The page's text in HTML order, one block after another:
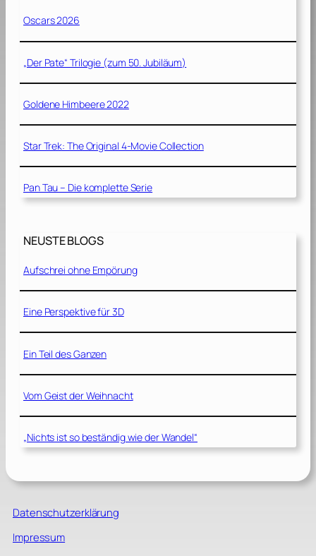
Oscars 2026
„Der Pate“ Trilogie (zum 50. Jubiläum)
Goldene Himbeere 2022
Star Trek: The Original 4-Movie Collection
Pan Tau – Die komplette Serie
NEUSTE BLOGS
Aufschrei ohne Empörung
Eine Perspektive für 3D
Ein Teil des Ganzen
Vom Geist der Weihnacht
„Nichts ist so beständig wie der Wandel“
Datenschutzerklärung
Impressum